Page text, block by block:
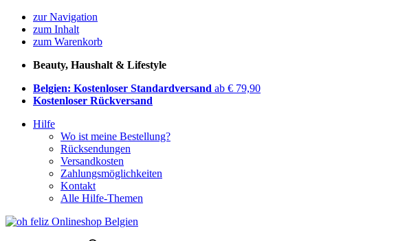
zur Navigation
zum Inhalt
zum Warenkorb
Beauty, Haushalt & Lifestyle
Belgien: Kostenloser Standardversand ab € 79,90
Kostenloser Rückversand
Hilfe
Wo ist meine Bestellung?
Rücksendungen
Versandkosten
Zahlungsmöglichkeiten
Kontakt
Alle Hilfe-Themen